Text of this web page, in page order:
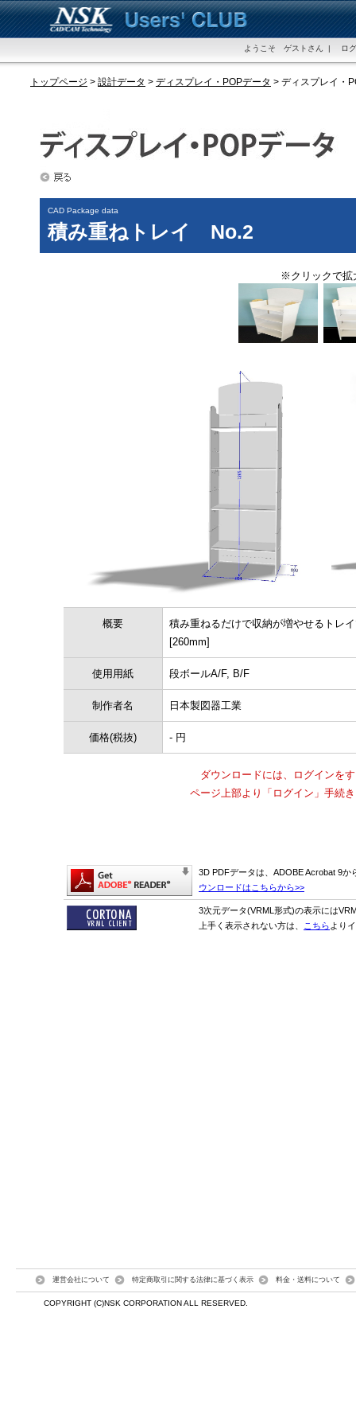
ようこそ ゲストさん | ロ
トップページ > 設計データ > ディスプレイ・POPデータ > ディスプレイ・
CAD Package data
積み重ねトレイ No.2
※クリックで拡
概要
積み重ねるだけで収納が増やせるトレ
[260mm]
使用用紙 段ボールA/F, B/F
制作者名 日本製図器工業
価格(税抜) - 円
ダウンロードには、ログインを
ページ上部より「ログイン」手続
3D PDFデータは、ADOBE Acrobat 9
ウンロードはこちらから>>
3次元データ(VRML形式)の表示には
上手く表示されない方は、
こちら より
運営会社について 特定商取引に関する法律に基づく表示 料金・送料について
COPYRIGHT (C)NSK CORPORATION ALL RESERVED.